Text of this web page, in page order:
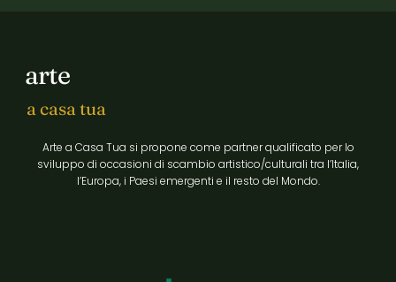
arte
a casa tua
Arte a Casa Tua si propone come partner qualificato per lo
sviluppo di occasioni di scambio artistico/culturali tra l’Italia,
l’Europa, i Paesi emergenti e il resto del Mondo.